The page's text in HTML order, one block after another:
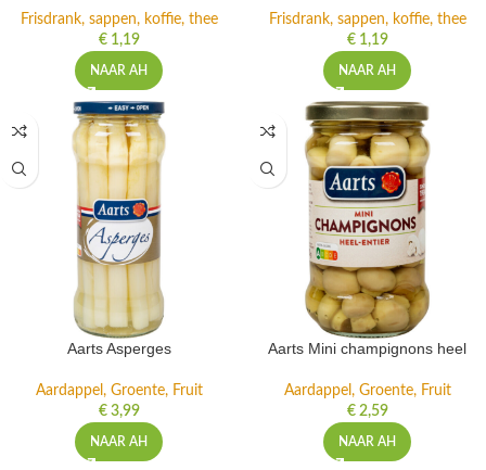
Frisdrank, sappen, koffie, thee
€1,19
NAAR AH
Frisdrank, sappen, koffie, thee
€1,19
NAAR AH
Aarts Asperges
Aardappel, Groente, Fruit
€3,99
NAAR AH
Aarts Mini champignons heel
Aardappel, Groente, Fruit
€2,59
NAAR AH